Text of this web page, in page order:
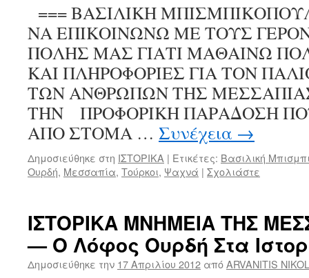
=== ΒΑΣΙΛΙΚΗ
ΝΑ ΕΠΙΚΟΙΝΩΝΩ ΜΕ ΤΟΥΣ
ΠΟΛΗΣ ΜΑΣ ΓΙΑΤΙ ΜΑΘΑΙΝΩ
ΚΑΙ ΠΛΗΡΟΦΟΡΙΕΣ ΓΙΑ ΤΟΝ
ΤΩΝ ΑΝΘΡΩΠΩΝ ΤΗΣ
ΤΗΝ ΠΡΟΦΟΡΙΚΗ ΠΑΡΑΔΟΣΗ
ΑΠΟ ΣΤΟΜΑ … Συνέχεια →
Δημοσιεύθηκε στη ΙΣΤΟΡΙΚΑ | Ετικέτες: Βασιλική
Ουρδή, Μεσσαπία, Τούρκοι, Ψαχνά | Σχολιάστε
ΙΣΤΟΡΙΚΑ ΜΝΗΜΕΙΑ ΤΗΣ
— Ο Λόφος Ουρδή Στα
Δημοσιεύθηκε την 17 Απριλίου 2012 απόARVANITIS